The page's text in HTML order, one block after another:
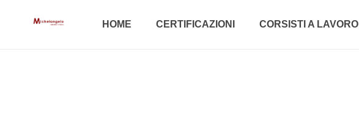
HOME CERTIFICAZIONI CORSISTI A LAVORO